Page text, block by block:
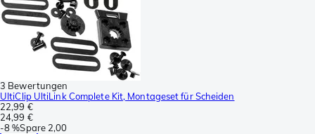
3 Bewertungen
UltiClip UltiLink Complete Kit, Montageset für Scheiden
22,99 €
24,99 €
-8 %Spare 2,00